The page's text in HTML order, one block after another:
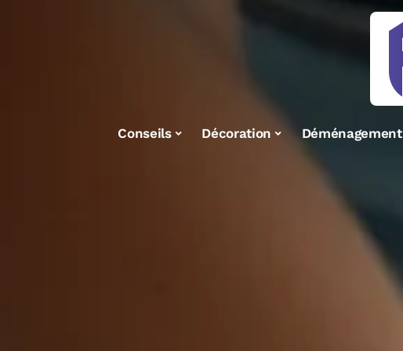
Conseils Décoration Déménagement